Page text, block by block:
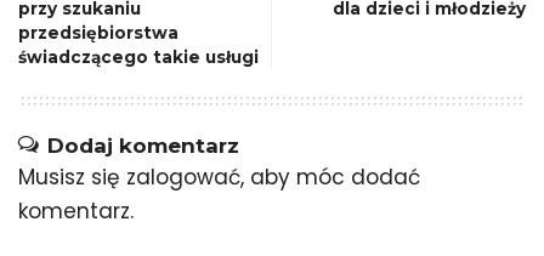
przy szukaniu
przedsiębiorstwa
świadczącego takie usługi
dla dzieci i młodzieży
Dodaj komentarz
Musisz się zalogować, aby móc dodać
komentarz.